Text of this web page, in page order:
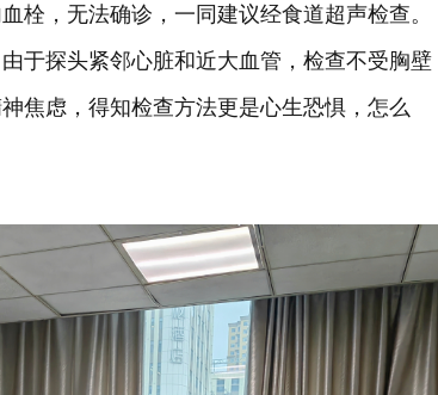
栓，无法确诊，一同建议经食道超声检查。
于探头紧邻心脏和近大血管，检查不受胸壁
焦虑，得知检查方法更是心生恐惧，怎么